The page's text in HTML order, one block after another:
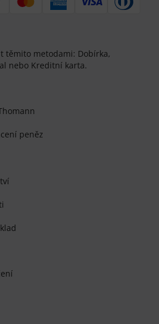
těmito metodami: Dobírka,
nebo Kreditní karta.
peněz